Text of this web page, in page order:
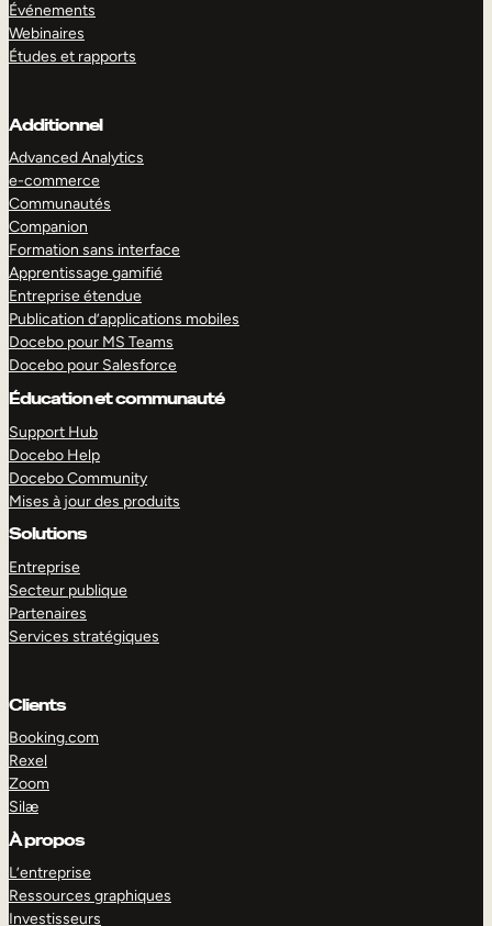
Événements
Webinaires
Études et rapports
Additionnel
Advanced Analytics
e-commerce
Communautés
Companion
Formation sans interface
Apprentissage gamifié
Entreprise étendue
Publication d’applications mobiles
Docebo pour MS Teams
Docebo pour Salesforce
Éducation et communauté
Support Hub
Docebo Help
Docebo Community
Mises à jour des produits
Solutions
Entreprise
Secteur publique
Partenaires
Services stratégiques
Clients
Booking.com
Rexel
Zoom
Silæ
À propos
L’entreprise
Ressources graphiques
Investisseurs